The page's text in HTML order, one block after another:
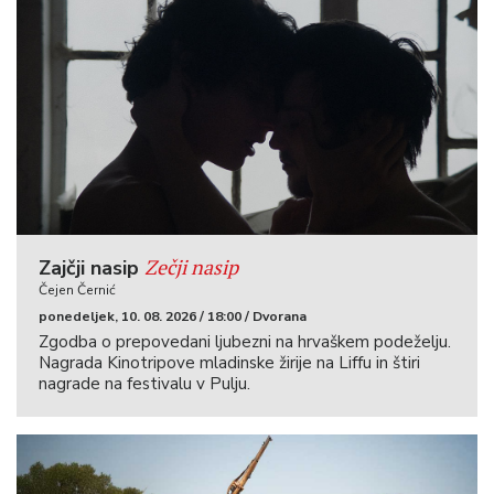
Zajčji nasip Zečji nasip
Čejen Černić
ponedeljek, 10. 08. 2026 / 18:00 / Dvorana
Zgodba o prepovedani ljubezni na hrvaškem podeželju.
Nagrada Kinotripove mladinske žirije na Liffu in štiri
nagrade na festivalu v Pulju.